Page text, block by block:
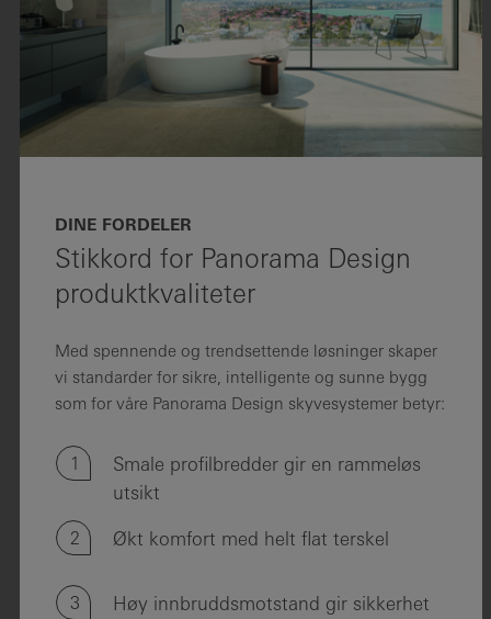
DINE FORDELER
Stikkord for Panorama Design
produktkvaliteter
Med spennende og trendsettende løsninger skaper
vi standarder for sikre, intelligente og sunne bygg
som for våre Panorama Design skyvesystemer betyr:
1
Smale profilbredder gir en rammeløs
utsikt
2 Økt komfort med helt flat terskel
3
Høy innbruddsmotstand gir sikkerhet